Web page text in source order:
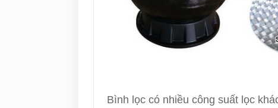
Bình lọc có nhiều công suất lọc